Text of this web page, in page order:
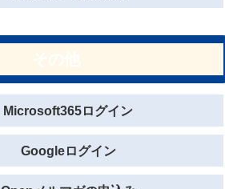
Microsoft365ログイン
Googleログイン